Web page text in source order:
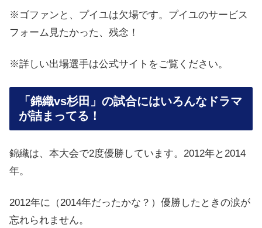
※ゴファンと、プイユは欠場です。プイユのサービス
フォーム見たかった、残念！
※詳しい出場選手は公式サイトをご覧ください。
「錦織vs杉田」の試合にはいろんなドラマ
が詰まってる！
錦織は、本大会で2度優勝しています。2012年と2014
年。
2012年に（2014年だったかな？）優勝したときの涙が
忘れられません。